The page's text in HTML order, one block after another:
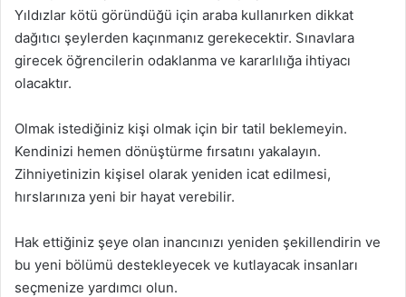
Yıldızlar kötü göründüğü için araba kullanırken dikkat
dağıtıcı şeylerden kaçınmanız gerekecektir. Sınavlara
girecek öğrencilerin odaklanma ve kararlılığa ihtiyacı
olacaktır.
Olmak istediğiniz kişi olmak için bir tatil beklemeyin.
Kendinizi hemen dönüştürme fırsatını yakalayın.
Zihniyetinizin kişisel olarak yeniden icat edilmesi,
hırslarınıza yeni bir hayat verebilir.
Hak ettiğiniz şeye olan inancınızı yeniden şekillendirin ve
bu yeni bölümü destekleyecek ve kutlayacak insanları
seçmenize yardımcı olun.